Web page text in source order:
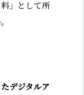
」として所
。
デジタルア